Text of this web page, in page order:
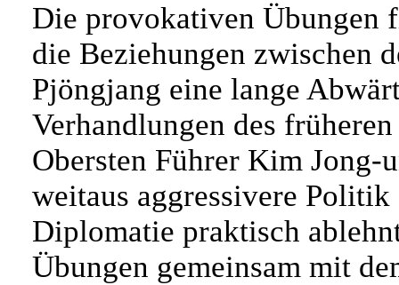
Die provokativen Übungen
die Beziehungen zwischen
Pjöngjang eine lange
Verhandlungen des
Obersten Führer Kim Jong-
weitaus aggressivere
Diplomatie praktisch
Übungen gemeinsam mit